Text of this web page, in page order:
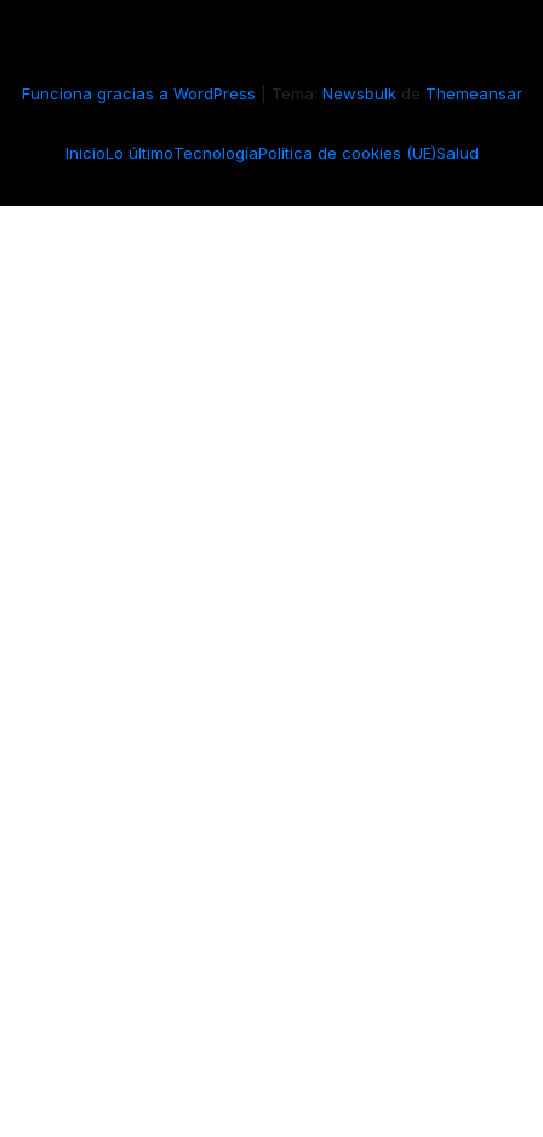
Funciona gracias a WordPress Tema: Newsbulkde Themeansar
InicioLo últimoTecnologíaPolítica de cookies (UE)Salud